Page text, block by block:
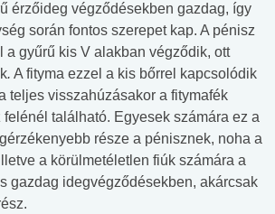
érzőideg végződésekben gazdag, így
során fontos szerepet kap. A pénisz
a gyűrű kis V alakban végződik, ott
. A fityma ezzel a kis bőrrel kapcsolódik
teljes visszahúzásakor a fitymafék
található. Egyesek számára ez a
része a pénisznek, noha a
a körülmetéletlen fiúk számára a
gazdag idegvégződésekben, akárcsak